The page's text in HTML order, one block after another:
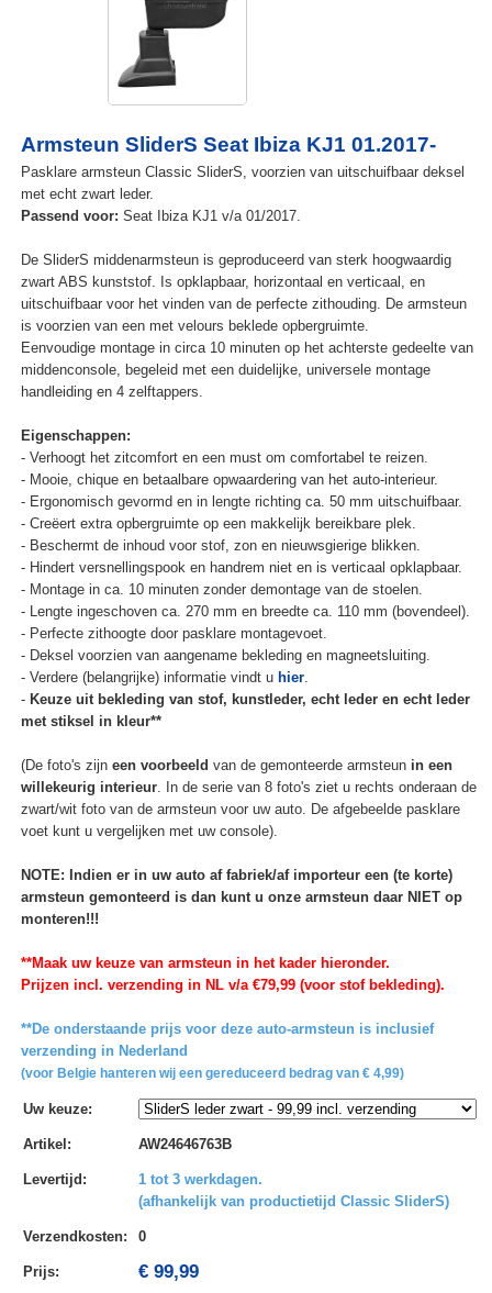
Armsteun SliderS Seat Ibiza KJ1 01.2017-
Pasklare armsteun Classic SliderS, voorzien van uitschuifbaar deksel
met echt zwart leder.
Passend voor: Seat Ibiza KJ1 v/a 01/2017.
De SliderS middenarmsteun is geproduceerd van sterk hoogwaardig
zwart ABS kunststof. Is opklapbaar, horizontaal en verticaal, en
uitschuifbaar voor het vinden van de perfecte zithouding. De armsteun
is voorzien van een met velours beklede opbergruimte.
Eenvoudige montage in circa 10 minuten op het achterste gedeelte van
middenconsole, begeleid met een duidelijke, universele montage
handleiding en 4 zelftappers.
Eigenschappen:
- Verhoogt het zitcomfort en een must om comfortabel te reizen.
- Mooie, chique en betaalbare opwaardering van het auto-interieur.
- Ergonomisch gevormd en in lengte richting ca. 50 mm uitschuifbaar.
- Creëert extra opbergruimte op een makkelijk bereikbare plek.
- Beschermt de inhoud voor stof, zon en nieuwsgierige blikken.
- Hindert versnellingspook en handrem niet en is verticaal opklapbaar.
- Montage in ca. 10 minuten zonder demontage van de stoelen.
- Lengte ingeschoven ca. 270 mm en breedte ca. 110 mm (bovendeel).
- Perfecte zithoogte door pasklare montagevoet.
- Deksel voorzien van aangename bekleding en magneetsluiting.
- Verdere (belangrijke) informatie vindt u hier.
- Keuze uit bekleding van stof, kunstleder, echt leder en echt leder
met stiksel in kleur**
(De foto's zijn een voorbeeld van de gemonteerde armsteun in een
willekeurig interieur. In de serie van 8 foto's ziet u rechts onderaan de
zwart/wit foto van de armsteun voor uw auto. De afgebeelde pasklare
voet kunt u vergelijken met uw console).
NOTE: Indien er in uw auto af fabriek/af importeur een (te korte)
armsteun gemonteerd is dan kunt u onze armsteun daar NIET op
monteren!!!
**Maak uw keuze van armsteun in het kader hieronder.
Prijzen incl. verzending in NL v/a €79,99 (voor stof bekleding).
**De onderstaande prijs voor deze auto-armsteun is inclusief
verzending in Nederland
(voor Belgie hanteren wij een gereduceerd bedrag van € 4,99)
Uw keuze:
Artikel : AW24646763B
Levertijd :
1 tot 3 werkdagen.
(afhankelijk van productietijd Classic SliderS)
Verzendkosten: 0
Prijs: € 99,99